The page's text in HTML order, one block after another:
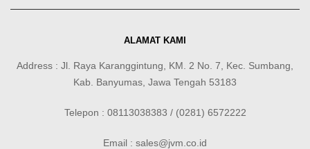
ALAMAT KAMI
Address : Jl. Raya Karanggintung, KM. 2 No. 7, Kec. Sumbang,
Kab. Banyumas, Jawa Tengah 53183
Telepon : 08113038383 / (0281) 6572222
Email : sales@jvm.co.id